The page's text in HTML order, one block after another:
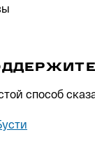
способ